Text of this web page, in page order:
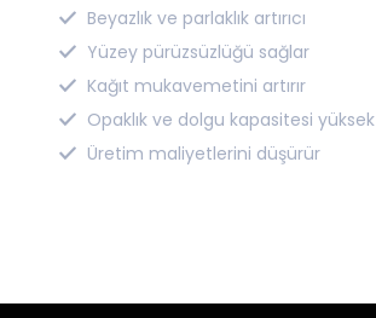
Beyazlık ve parlaklık artırıcı
Yüzey pürüzsüzlüğü sağlar
Kağıt mukavemetini artırır
Opaklık ve dolgu kapasitesi yüksek
Üretim maliyetlerini düşürür